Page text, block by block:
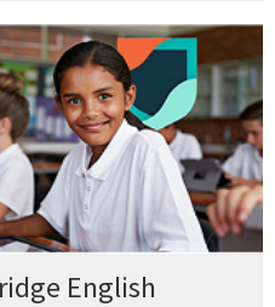
English